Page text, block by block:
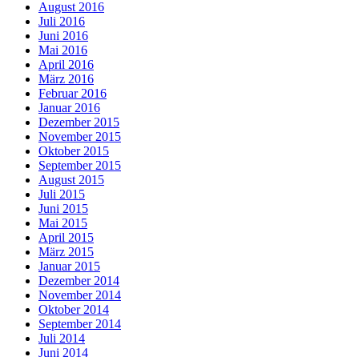
August 2016
Juli 2016
Juni 2016
Mai 2016
April 2016
März 2016
Februar 2016
Januar 2016
Dezember 2015
November 2015
Oktober 2015
September 2015
August 2015
Juli 2015
Juni 2015
Mai 2015
April 2015
März 2015
Januar 2015
Dezember 2014
November 2014
Oktober 2014
September 2014
Juli 2014
Juni 2014